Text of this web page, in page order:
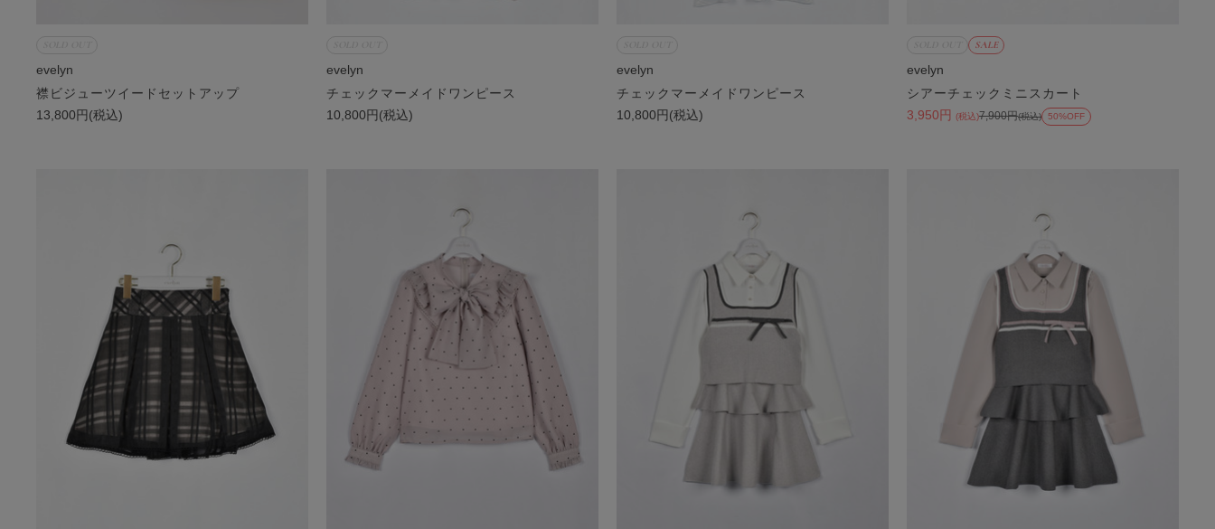
evelyn
襟ビジューツイードセットアップ
13,800円(税込)
evelyn
チェックマーメイドワンピース
10,800円(税込)
evelyn
チェックマーメイドワンピース
10,800円(税込)
SALE
evelyn
シアーチェックミニスカート
3,950円
(税込)7,900円(税込) 50%OFF